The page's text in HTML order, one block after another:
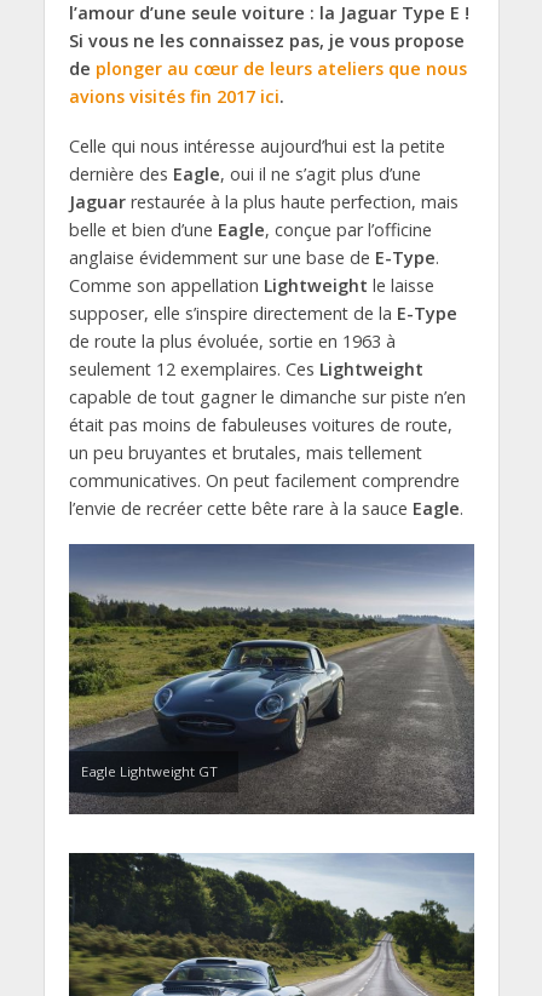
l’amour d’une seule voiture : la Jaguar Type E !
Si vous ne les connaissez pas, je vous propose
de plonger au cœur de leurs ateliers que nous
avions visités fin 2017 ici.
Celle qui nous intéresse aujourd’hui est la petite
dernière des Eagle, oui il ne s’agit plus d’une
Jaguarrestaurée à la plus haute perfection, mais
belle et bien d’une Eagle, conçue par l’officine
anglaise évidemment sur une base de E-Type.
Comme son appellation Lightweight le laisse
supposer, elle s’inspire directement de la E-Type
de route la plus évoluée, sortie en 1963 à
seulement 12 exemplaires. Ces Lightweight
capable de tout gagner le dimanche sur piste n’en
était pas moins de fabuleuses voitures de route,
un peu bruyantes et brutales, mais tellement
communicatives. On peut facilement comprendre
l’envie de recréer cette bête rare à la sauce Eagle.
Eagle Lightweight GT